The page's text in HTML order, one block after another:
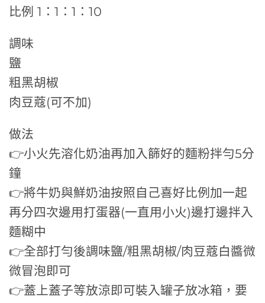
比例 1：1：1：10
調味
鹽
粗黑胡椒
肉豆蔻(可不加)
做法
👉小火先溶化奶油再加入篩好的麵粉拌勻5分
鐘
👉將牛奶與鮮奶油按照自己喜好比例加一起
再分四次邊用打蛋器(一直用小火)邊打邊拌入
麵糊中
👉全部打勻後調味鹽/粗黑胡椒/肉豆蔻白醬微
微冒泡即可
👉蓋上蓋子等放涼即可裝入罐子放冰箱，要